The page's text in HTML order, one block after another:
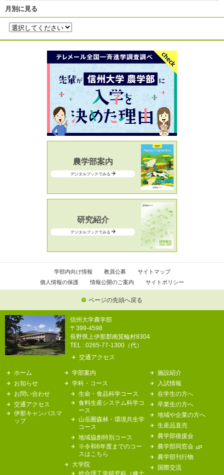
月別に見る
農学部案内
デジタルブックでみる
研究紹介
デジタルブックでみる
学部内向け情報 教員公募
サイトマップ
個人情報の保護
情報公開のご案内 サイトポリシー
ページの先頭へ戻る
信州大学農学部
〒399-4598
長野県上伊那郡南箕輪村8304
TEL : 0265-77-1300（代）
交通アクセス
ホーム
お知らせ
お問い合わせ
交通アクセス
伊那キャンパスマ
ップ
学部案内
学科・コース
生命・食品科学コース
食料生産システム科学コ
ース
山岳圏森林・環境共生学
コース
地域協創特別コース
※令和6年度までのコー
スはこちら
大学院
総合理工学研究科（修士
施設紹介
入試情報
在学生の方へ
卒業生の方へ
地域や企業の方へ
生産品直売
農学部後援会
農学部同窓会
農学部刊行物
国際交流